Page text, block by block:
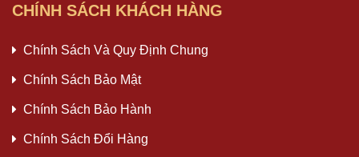
CHÍNH SÁCH KHÁCH HÀNG
Chính Sách Và Quy Định Chung
Chính Sách Bảo Mật
Chính Sách Bảo Hành
Chính Sách Đổi Hàng